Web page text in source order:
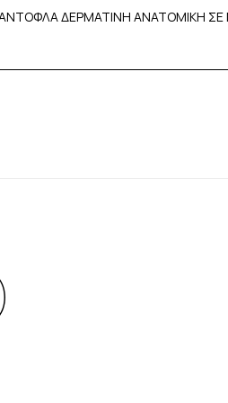
ΠΑΝΤΟΦΛΑ ΔΕΡΜΑΤΙΝΗ ΑΝΑΤΟΜΙΚΗ